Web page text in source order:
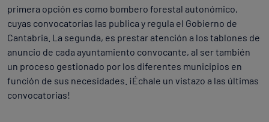
primera opción es como bombero forestal autonómico,
cuyas convocatorias las publica y regula el Gobierno de
Cantabria. La segunda, es prestar atención a los tablones de
anuncio de cada ayuntamiento convocante, al ser también
un proceso gestionado por los diferentes municipios en
función de sus necesidades. ¡Échale un vistazo a las últimas
convocatorias!